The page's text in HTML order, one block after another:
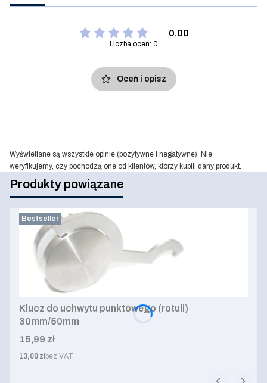
0.00
Liczba ocen: 0
Oceń i opisz
Wyświetlane są wszystkie opinie (pozytywne i negatywne). Nie
weryfikujemy, czy pochodzą one od klientów, którzy kupili dany produkt.
Produkty powiązane
Bestseller
Klucz do uchwytu punktowego (rotuli)
30mm/50mm
Cena
15,99 zł
Cena
13,00 złbez VAT